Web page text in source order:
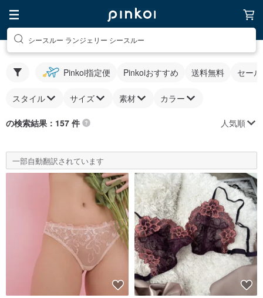
シースルー ランジェリー シースルー
Pinkoi指定便 Pinkoiおすすめ 送料無料 セー
スタイル サイズ 素材 カラー
の検索結果：157 件 人気順
一部自動翻訳されています